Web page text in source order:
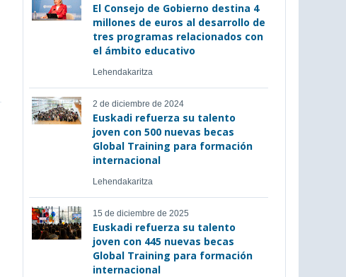
El Consejo de Gobierno destina 4
millones de euros al desarrollo de
tres programas relacionados con
el ámbito educativo
Lehendakaritza
2 de diciembre de 2024
Euskadi refuerza su talento
joven con 500 nuevas becas
Global Training para formación
internacional
Lehendakaritza
15 de diciembre de 2025
Euskadi refuerza su talento
joven con 445 nuevas becas
Global Training para formación
internacional